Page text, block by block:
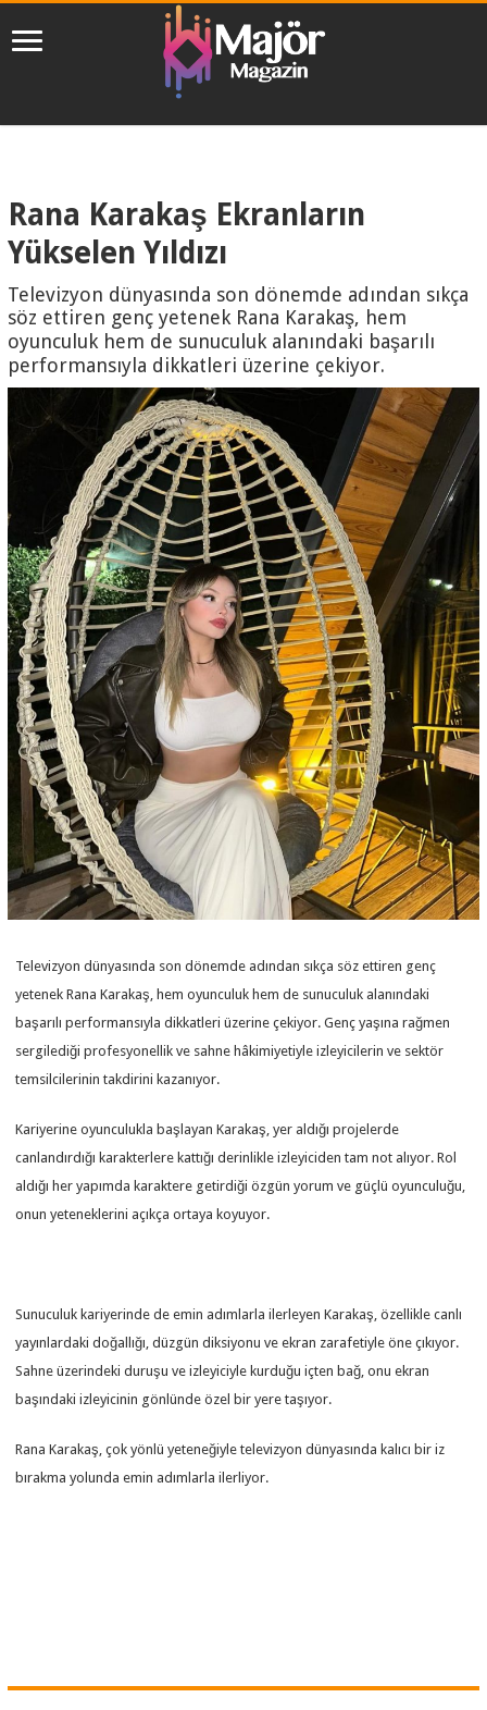
Rana Karakaş Ekranların
Yükselen Yıldızı
Televizyon dünyasında son dönemde adından sıkça
söz ettiren genç yetenek Rana Karakaş, hem
oyunculuk hem de sunuculuk alanındaki başarılı
performansıyla dikkatleri üzerine çekiyor.
Televizyon dünyasında son dönemde adından sıkça söz ettiren genç
yetenek Rana Karakaş, hem oyunculuk hem de sunuculuk alanındaki
başarılı performansıyla dikkatleri üzerine çekiyor. Genç yaşına rağmen
sergilediği profesyonellik ve sahne hâkimiyetiyle izleyicilerin ve sektör
temsilcilerinin takdirini kazanıyor.
Kariyerine oyunculukla başlayan Karakaş, yer aldığı projelerde
canlandırdığı karakterlere kattığı derinlikle izleyiciden tam not alıyor. Rol
aldığı her yapımda karaktere getirdiği özgün yorum ve güçlü oyunculuğu,
onun yeteneklerini açıkça ortaya koyuyor.
Sunuculuk kariyerinde de emin adımlarla ilerleyen Karakaş, özellikle canlı
yayınlardaki doğallığı, düzgün diksiyonu ve ekran zarafetiyle öne çıkıyor.
Sahne üzerindeki duruşu ve izleyiciyle kurduğu içten bağ, onu ekran
başındaki izleyicinin gönlünde özel bir yere taşıyor.
Rana Karakaş, çok yönlü yeteneğiyle televizyon dünyasında kalıcı bir iz
bırakma yolunda emin adımlarla ilerliyor.